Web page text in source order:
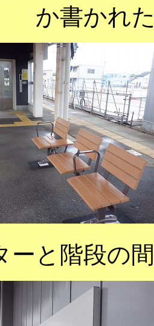
か書かれ
ーと階段の